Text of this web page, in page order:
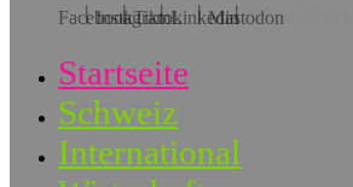
Hol dir die App!
Startseite
Schweiz
International